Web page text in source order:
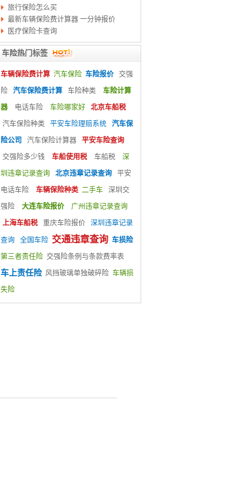
旅行保险怎么买
最新车辆保险费计算器 一分钟报价
医疗保险卡查询
车险热门标签
车辆保险费计算 汽车保险 车险报价
交强
险
汽车保险费计算 车险种类
车险计算
器
电话车险 车险哪家好
北京车船税
汽车保险种类
平安车险理赔系统
汽车保
险公司
汽车保险计算器
平安车险查询
交强险多少钱
车船使用税 车船税
深
圳违章记录查询
北京违章记录查询
平安
电话车险
车辆保险种类 二手车
深圳交
强险
大连车险报价
广州违章记录查询
上海车船税
重庆车险报价 深圳违章记录
查询 全国车险 交通违章查询 车损险
第三者责任险 交强险条例与条款费率表
车上责任险 风挡玻璃单独破碎险 车辆损
失险